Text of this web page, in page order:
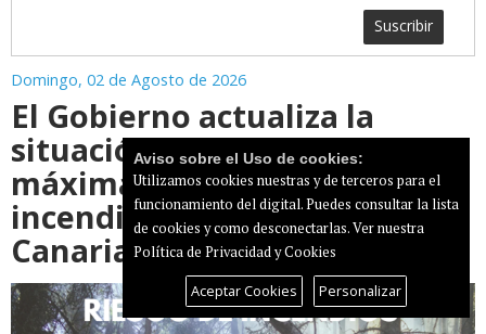
Suscribir
Domingo, 02 de Agosto de 2026
El Gobierno actualiza la
situación pasando a alerta
máxima por riesgo de
incendios forestales en Gran
Canaria
Aviso sobre el Uso de cookies:
Utilizamos cookies nuestras y de terceros para el
funcionamiento del digital. Puedes consultar la lista
de cookies y como desconectarlas.Ver nuestra
Política de Privacidad y Cookies
Aceptar Cookies Personalizar